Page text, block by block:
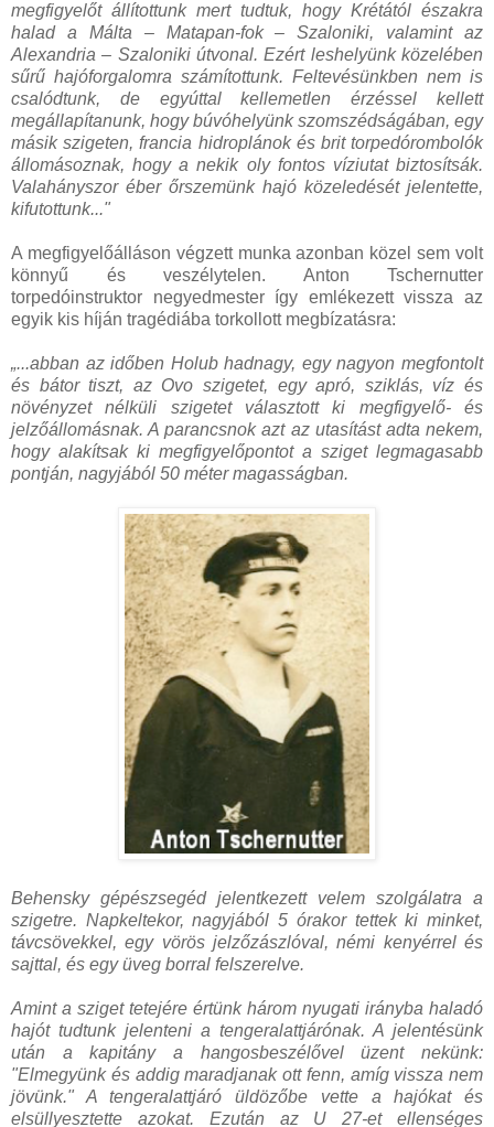
megfigyelőt állítottunk mert tudtuk, hogy Krétától északra
halad a Málta – Matapan-fok – Szaloniki, valamint az
Alexandria – Szaloniki útvonal. Ezért leshelyünk közelében
sűrű hajóforgalomra számítottunk. Feltevésünkben nem is
csalódtunk, de egyúttal kellemetlen érzéssel kellett
megállapítanunk, hogy búvóhelyünk szomszédságában, egy
másik szigeten, francia hidroplánok és brit torpedórombolók
állomásoznak, hogy a nekik oly fontos víziutat biztosítsák.
Valahányszor éber őrszemünk hajó közeledését jelentette,
kifutottunk..."
A megfigyelőálláson végzett munka azonban közel sem volt
könnyű és veszélytelen. Anton Tschernutter
torpedóinstruktor negyedmester így emlékezett vissza az
egyik kis híján tragédiába torkollott megbízatásra:
„...abban az időben Holub hadnagy, egy nagyon megfontolt
és bátor tiszt, az Ovo szigetet, egy apró, sziklás, víz és
növényzet nélküli szigetet választott ki megfigyelő- és
jelzőállomásnak. A parancsnok azt az utasítást adta nekem,
hogy alakítsak ki megfigyelőpontot a sziget legmagasabb
pontján, nagyjából 50 méter magasságban.
Behensky gépészsegéd jelentkezett velem szolgálatra a
szigetre. Napkeltekor, nagyjából 5 órakor tettek ki minket,
távcsövekkel, egy vörös jelzőzászlóval, némi kenyérrel és
sajttal, és egy üveg borral felszerelve.
Amint a sziget tetejére értünk három nyugati irányba haladó
hajót tudtunk jelenteni a tengeralattjárónak. A jelentésünk
után a kapitány a hangosbeszélővel üzent nekünk:
"Elmegyünk és addig maradjanak ott fenn, amíg vissza nem
jövünk." A tengeralattjáró üldözőbe vette a hajókat és
elsüllyesztette azokat. Ezután az U 27-et ellenséges